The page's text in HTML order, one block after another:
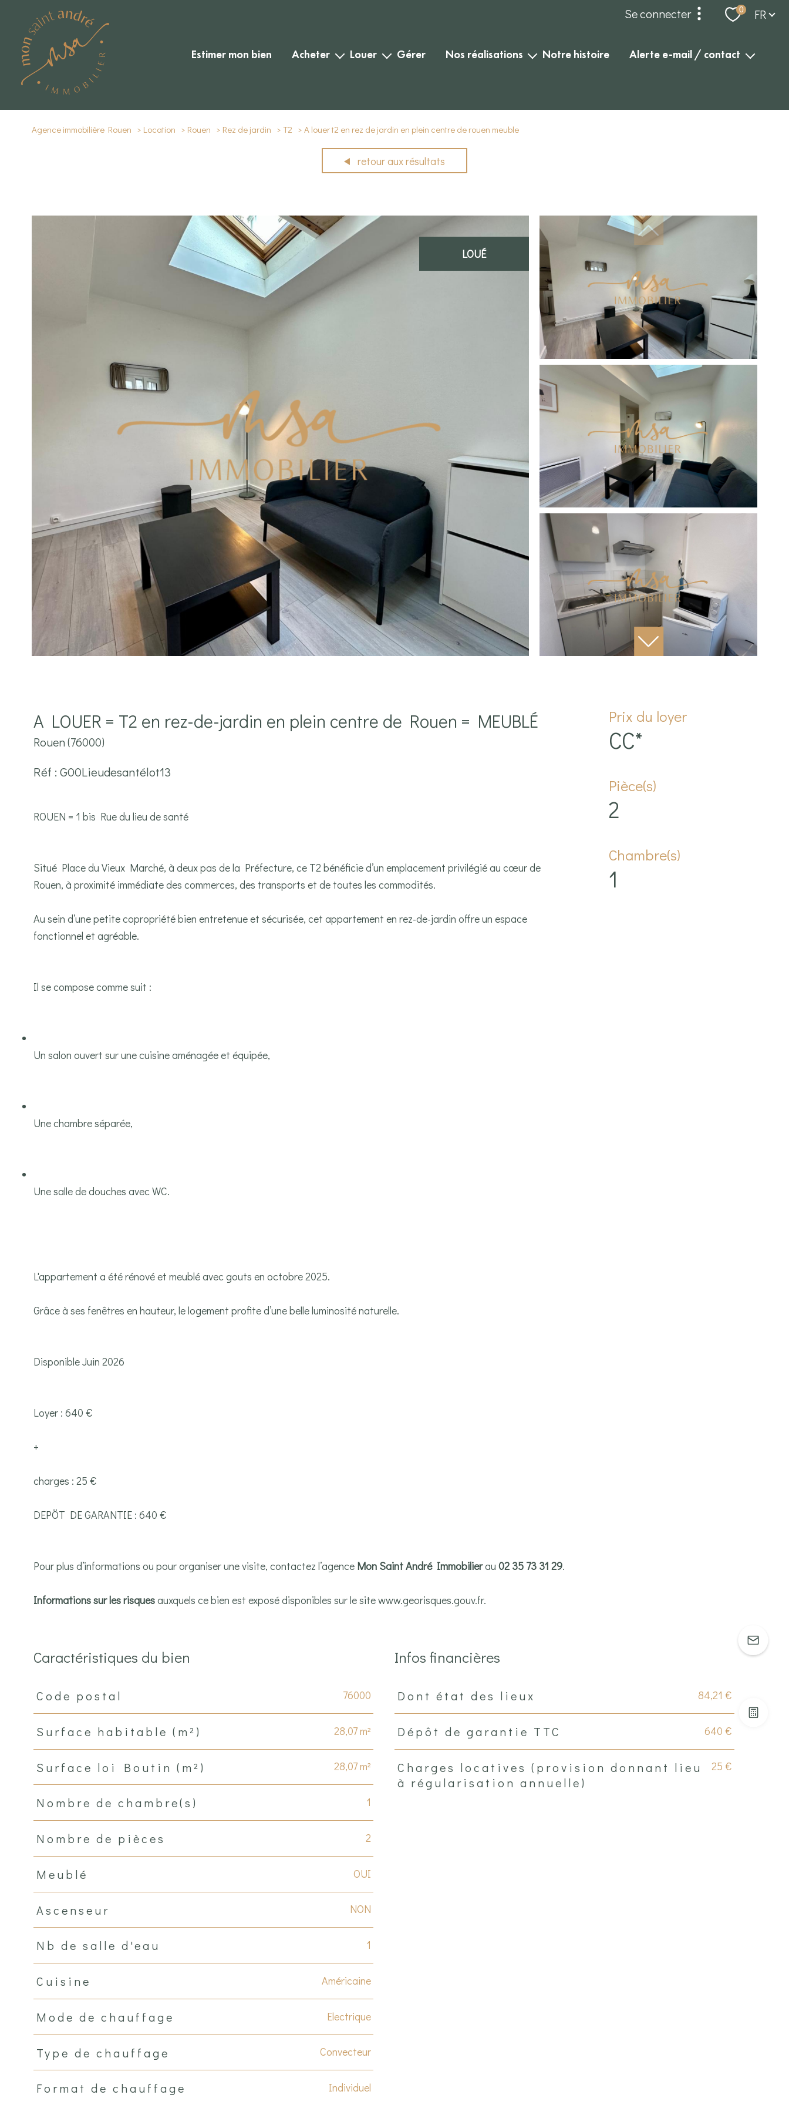
Se connecter
espace propriétaire
0 Langue
FR
estimer mon bien acheter
commercial
louer
commercial
gérer nos réalisations
biens loués
notre histoire alerte e-mail / contact
contact
Agence immobilière Rouen Location Rouen Rez de jardin T2 A louer t2 en rez de jardin en plein centre de rouen meuble
retour aux résultats
LOUÉ
A LOUER = T2 en rez-de-jardin en plein centre de Rouen = MEUBLÉ
Rouen (76000)
Réf : G00Lieudesantélot13
ROUEN = 1 bis Rue du lieu de santé
Situé Place du Vieux Marché, à deux pas de la Préfecture, ce T2 bénéficie d’un emplacement privilégié au cœur de
Rouen, à proximité immédiate des commerces, des transports et de toutes les commodités.
Au sein d’une petite copropriété bien entretenue et sécurisée, cet appartement en rez-de-jardin offre un espace
fonctionnel et agréable.
Il se compose comme suit :
Un salon ouvert sur une cuisine aménagée et équipée,
Une chambre séparée,
Une salle de douches avec WC.
L'appartement a été rénové et meublé avec gouts en octobre 2025.
Grâce à ses fenêtres en hauteur, le logement profite d’une belle luminosité naturelle.
Disponible Juin 2026
Loyer : 640 €
+
charges : 25 €
DEPÖT DE GARANTIE : 640 €
Pour plus d’informations ou pour organiser une visite, contactez l’agence Mon Saint André Immobilierau 02 35 73 31 29.
Informations sur les risquesauxquels ce bien est exposé disponibles sur le sitewww.georisques.gouv.fr.
Prix du loyer
CC*
Pièce(s)
2
Chambre(s)
1
Caractéristiques du bien
Caractéristiques Valeurs
Code postal 76000
Surface habitable (m²) 28,07 m²
Surface loi Boutin (m²) 28,07 m²
Nombre de chambre(s) 1
Nombre de pièces 2
Meublé OUI
Ascenseur NON
Nb de salle d'eau 1
Cuisine Américaine
Mode de chauffage Electrique
Type de chauffage Convecteur
Format de chauffage Individuel
Infos financières
Caractéristiques Valeurs
Dont état des lieux 84,21 €
Dépôt de garantie TTC 640 €
Charges locatives (provision donnant lieu
à régularisation annuelle)
25 €